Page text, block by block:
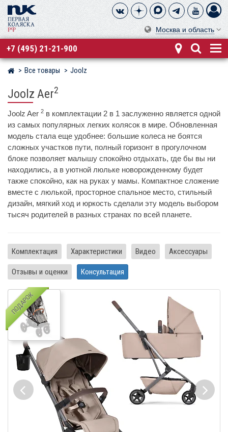
Москва и область
+7 (495) 21-21-900
Магазин детских колясок
Все товары Joolz
Joolz Aer2
Joolz Aer 2 в комплектации 2 в 1 заслуженно является одной
из самых популярных легких колясок в мире. Обновленная
модель стала еще удобнее: большие колеса не боятся
сложных участков пути, полный горизонт в прогулочном
блоке позволяет малышу спокойно отдыхать, где бы вы ни
находились, а в уютной люльке новорожденному будет
также спокойно, как на руках у мамы. Компактное сложение
вместе с люлькой, просторное спальное место, стильный
дизайн, мягкий ход и юркость сделали эту модель выбором
тысяч родителей в разных странах по всей планете.
Комплектация Характеристики Видео Аксессуары
Отзывы и оценки Консультация
ПОДАРОК